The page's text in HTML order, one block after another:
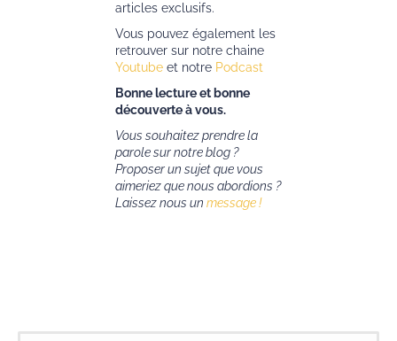
articles exclusifs.
Vous pouvez également les
retrouver sur notre chaine
Youtube et notre Podcast
Bonne lecture et bonne
découverte à vous.
Vous souhaitez prendre la
parole sur notre blog ?
Proposer un sujet que vous
aimeriez que nous abordions ?
Laissez nous un message !